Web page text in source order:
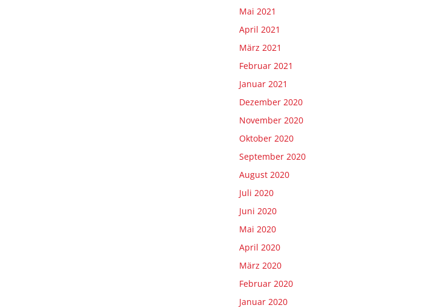
Mai 2021
April 2021
März 2021
Februar 2021
Januar 2021
Dezember 2020
November 2020
Oktober 2020
September 2020
August 2020
Juli 2020
Juni 2020
Mai 2020
April 2020
März 2020
Februar 2020
Januar 2020